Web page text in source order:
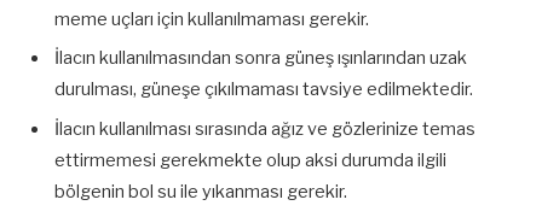
meme uçları için kullanılmaması gerekir.
İlacın kullanılmasından sonra güneş ışınlarından uzak
durulması, güneşe çıkılmaması tavsiye edilmektedir.
İlacın kullanılması sırasında ağız ve gözlerinize temas
ettirmemesi gerekmekte olup aksi durumda ilgili
bölgenin bol su ile yıkanması gerekir.